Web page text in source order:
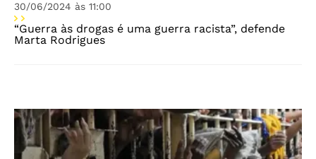
30/06/2024 às 11:00
“Guerra às drogas é uma guerra racista”, defende
Marta Rodrigues